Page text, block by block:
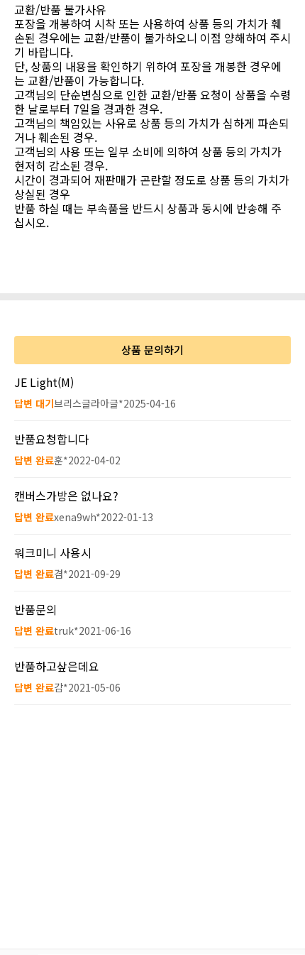
교환/반품 불가사유
포장을 개봉하여 시착 또는 사용하여 상품 등의 가치가 훼
손된 경우에는 교환/반품이 불가하오니 이점 양해하여 주시
기 바랍니다.
단, 상품의 내용을 확인하기 위하여 포장을 개봉한 경우에
는 교환/반품이 가능합니다.
고객님의 단순변심으로 인한 교환/반품 요청이 상품을 수령
한 날로부터 7일을 경과한 경우.
고객님의 책임있는 사유로 상품 등의 가치가 심하게 파손되
거나 훼손된 경우.
고객님의 사용 또는 일부 소비에 의하여 상품 등의 가치가
현저히 감소된 경우.
시간이 경과되어 재판매가 곤란할 정도로 상품 등의 가치가
상실된 경우
반품 하실 때는 부속품을 반드시 상품과 동시에 반송해 주
십시오.
상품 문의하기
JE Light(M)
답변 대기브리스글라아글*2025-04-16
반품요청합니다
답변 완료훈*2022-04-02
캔버스가방은 없나요?
답변 완료xena9wh*2022-01-13
워크미니 사용시
답변 완료겸*2021-09-29
반품문의
답변 완료truk*2021-06-16
반품하고샆은데요
답변 완료감*2021-05-06